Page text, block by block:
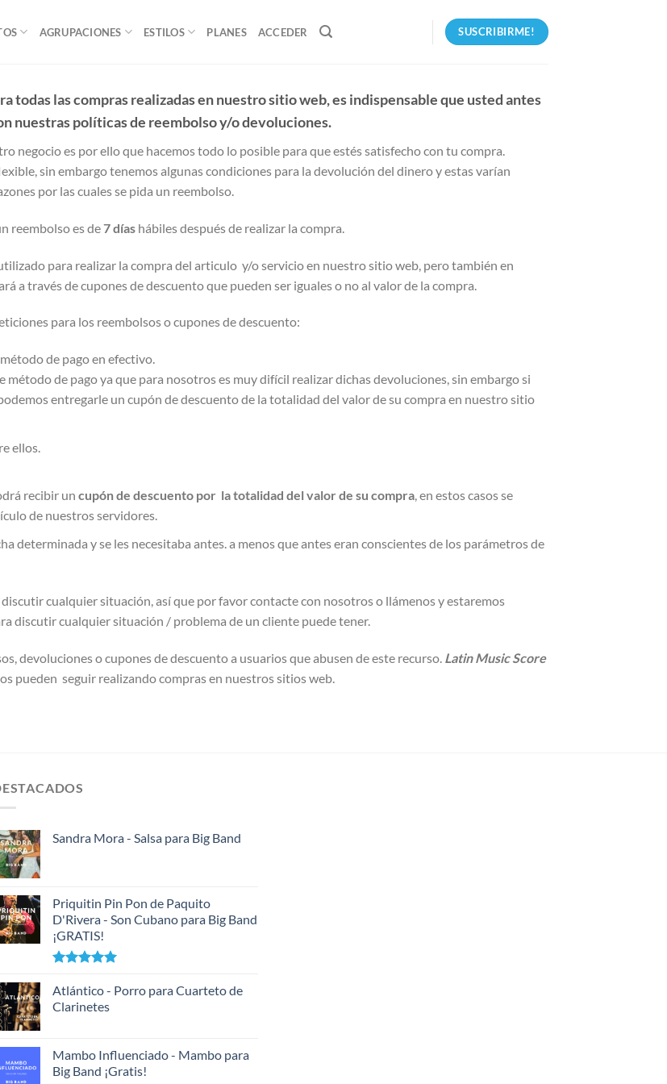
AGRUPACIONES ESTILOS PLANES ACCEDER SUSCRIBIRME!
todas las compras realizadas en nuestro sitio web, es indispensable que usted antes
nuestras políticas de reembolso y/o devoluciones.
negocio es por ello que hacemos todo lo posible para que estés satisfecho con tu compra.
sin embargo tenemos algunas condiciones para la devolución del dinero y estas varían
por las cuales se pida un reembolso.
reembolso es de7 días hábiles después de realizar la compra.
para realizar la compra del articulo y/o servicio en nuestro sitio web, pero también en
a través de cupones de descuento que pueden ser iguales o no al valor de la compra.
para los reembolsos o cupones de descuento:
de pago en efectivo.
de pago ya que para nosotros es muy difícil realizar dichas devoluciones, sin embargo si
entregarle un cupón de descuento de la totalidad del valor de su compra en nuestro sitio
ellos.
recibir un cupón de descuento por la totalidad del valor de su compra, en estos casos se
de nuestros servidores.
determinada y se les necesitaba antes. a menos que antes eran conscientes de los parámetros de
cualquier situación, así que por favor contacte con nosotros o llámenos y estaremos
discutir cualquier situación / problema de un cliente puede tener.
devoluciones o cupones de descuento a usuarios que abusen de este recurso. Latin Music Score
pueden seguir realizando compras en nuestros sitios web.
Sandra Mora - Salsa para Big Band
Priquitin Pin Pon de Paquito
D'Rivera - Son Cubano para Big Band
¡GRATIS!
con5.00
de 5
Atlántico - Porro para Cuarteto de
Clarinetes
Mambo Influenciado - Mambo para
Big Band ¡Gratis!